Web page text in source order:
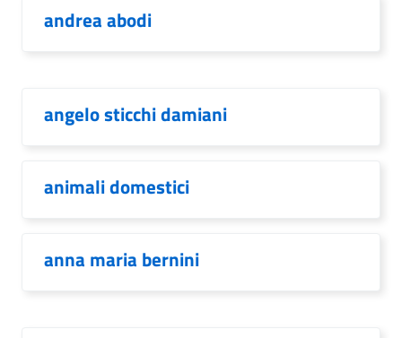
andrea abodi
angelo sticchi damiani
animali domestici
anna maria bernini